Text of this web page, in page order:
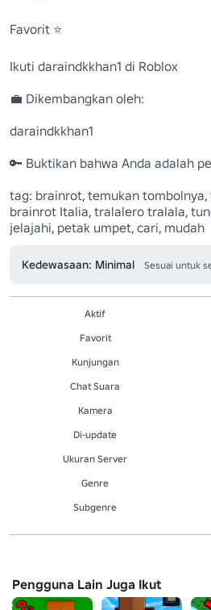
Favorit ⭐
Ikuti daraindkkhan1 di Roblox
💼 Dikembangkan oleh:
daraindkkhan1
🔑 Buktikan bahwa Anda adalah
tag: brainrot, temukan
brainrot Italia, tralalero tralala,
jelajahi, petak umpet, cari, mudah
Kedewasaan: Minimal Sesuai untuk
Aktif
Favorit
Kunjungan
Chat Suara
Kamera
Di-update
Ukuran Server
Genre
Subgenre
Pengguna Lain Juga Ikut